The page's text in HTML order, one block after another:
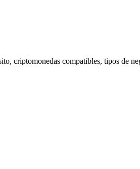
criptomonedas compatibles, tipos de